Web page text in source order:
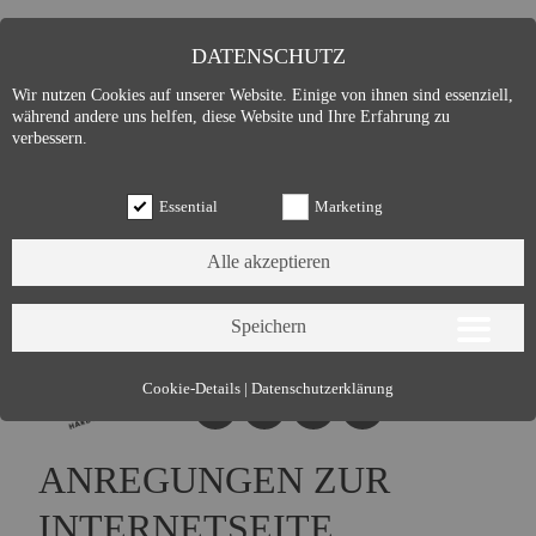
ANREGUNGEN ZUR
DATENSCHUTZ
Wir nutzen Cookies auf unserer Website. Einige von ihnen sind essenziell,
während andere uns helfen, diese Website und Ihre Erfahrung zu
verbessern.
Essential Marketing
Essential (3)
Name:
Cookie Hinweis
Cookies:
allowCookie
Cookie-Details | Datenschutzerklärung